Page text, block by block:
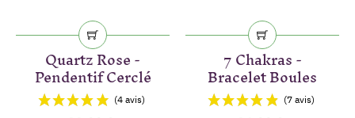
Quartz Rose -
Pendentif Cerclé
7 Chakras -
Bracelet Boules